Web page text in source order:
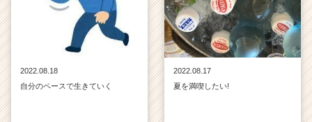
2022.08.18
自分のペースで生きていく
2022.08.17
夏を満喫したい!